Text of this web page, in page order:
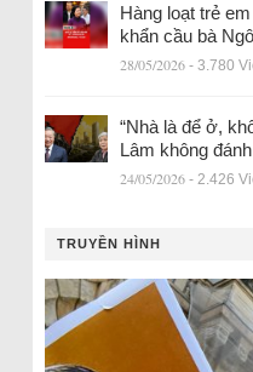
Hàng loạt trẻ
khẩn cầu bà
28/05/2026 - 3.780
“Nhà là để ở,
Lâm không
24/05/2026 - 2.426
TRUYỀN HÌNH